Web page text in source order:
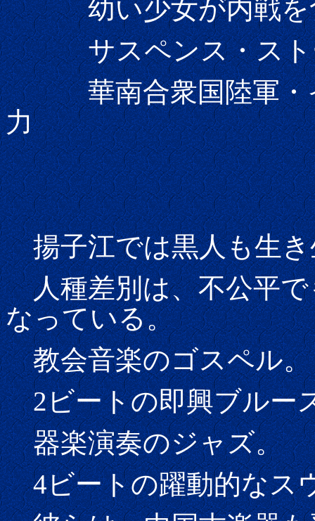
幼い少女が内戦を
サスペンス・スト
華南合衆国陸軍・イ
力
揚子江では黒人も生き
人種差別は、不公平で
なっている。
教会音楽のゴスペル。
2ビートの即興ブルー
器楽演奏のジャズ。
4ビートの躍動的なス